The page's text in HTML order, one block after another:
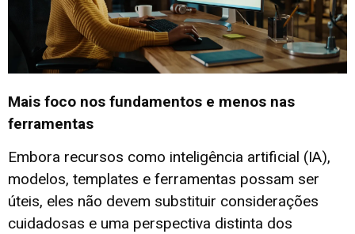
Mais foco nos fundamentos e menos nas
ferramentas
Embora recursos como inteligência artificial (IA),
modelos, templates e ferramentas possam ser
úteis, eles não devem substituir considerações
cuidadosas e uma perspectiva distinta dos